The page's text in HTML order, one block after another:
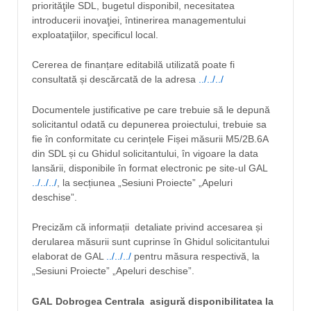
priorităţile SDL, bugetul disponibil, necesitatea
introducerii inovaţiei, întinerirea managementului
exploataţiilor, specificul local.
Cererea de finanțare editabilă utilizată poate fi
consultată și descărcată de la adresa ../../../
Documentele justificative pe care trebuie să le depună
solicitantul odată cu depunerea proiectului, trebuie sa
fie în conformitate cu cerințele Fișei măsurii M5/2B.6A
din SDL și cu Ghidul solicitantului, în vigoare la data
lansării, disponibile în format electronic pe site-ul GAL
../../../ , la secțiunea „Sesiuni Proiecte” „Apeluri
deschise”.
Precizăm că informații detaliate privind accesarea și
derularea măsurii sunt cuprinse în Ghidul solicitantului
elaborat de GAL
../../../ pentru măsura respectivă, la
„Sesiuni Proiecte” „Apeluri deschise”.
GAL Dobrogea Centrala asigură disponibilitatea la